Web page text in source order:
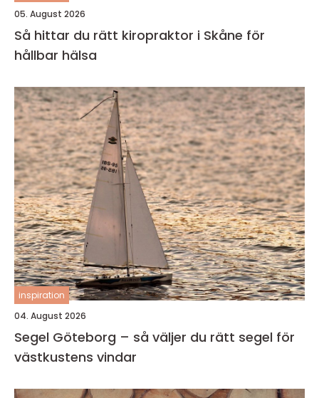
05. August 2026
Så hittar du rätt kiropraktor i Skåne för
hållbar hälsa
inspiration
04. August 2026
Segel Göteborg – så väljer du rätt segel för
västkustens vindar